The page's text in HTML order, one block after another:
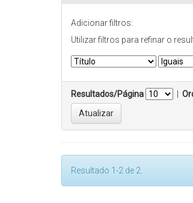
Adicionar filtros:
Utilizar filtros para refinar o
Resultados/Página
Resultado 1-2 de 2.